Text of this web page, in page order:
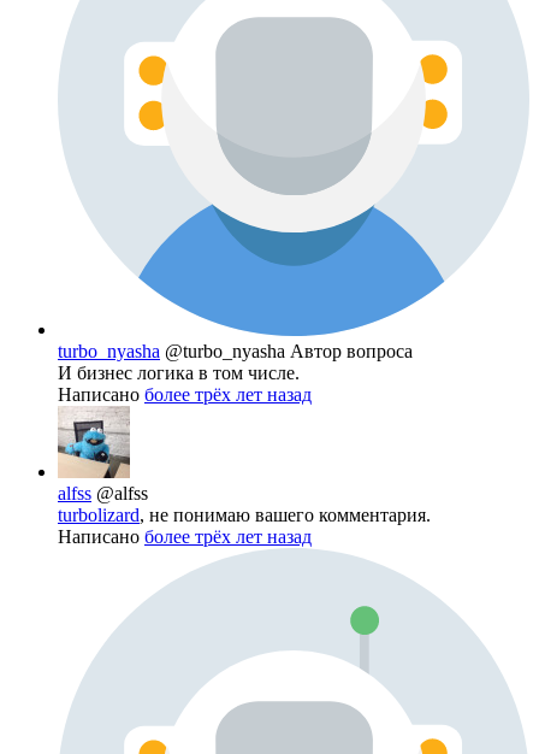
turbo_nyasha @turbo_nyasha Автор вопроса
И бизнес логика в том числе.
Написано более трёх лет назад
alfss @alfss
turbolizard, не понимаю вашего комментария.
Написано более трёх лет назад